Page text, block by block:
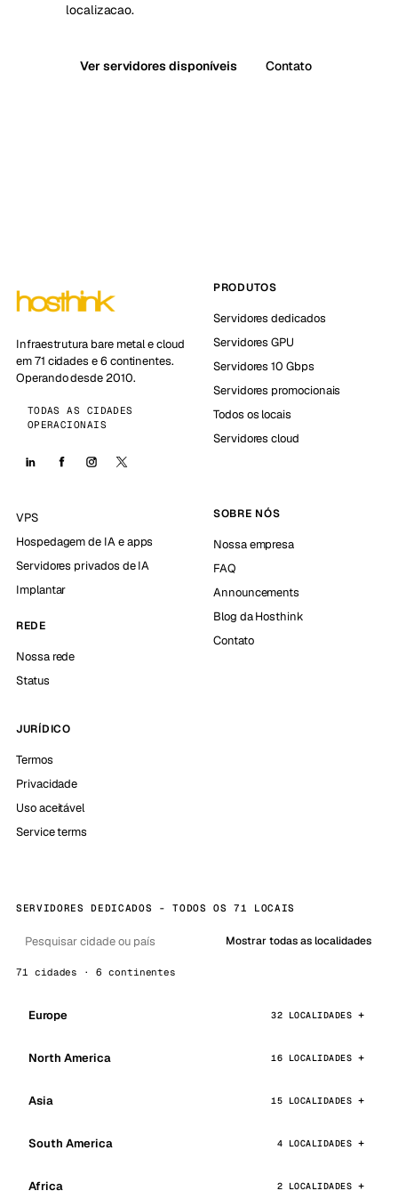
localizacao.
Ver servidores disponíveis Contato
Infraestrutura bare metal e cloud
em 71 cidades e 6 continentes.
Operando desde 2010.
TODAS AS CIDADES
OPERACIONAIS
PRODUTOS
Servidores dedicados
Servidores GPU
Servidores 10 Gbps
Servidores promocionais
Todos os locais
Servidores cloud
VPS
Hospedagem de IA e apps
Servidores privados de IA
Implantar
REDE
Nossa rede
Status
SOBRE NÓS
Nossa empresa
FAQ
Announcements
Blog da Hosthink
Contato
JURÍDICO
Termos
Privacidade
Uso aceitável
Service terms
SERVIDORES DEDICADOS - TODOS OS 71 LOCAIS
Mostrar todas as localidades
71 cidades · 6 continentes
Europe 32 LOCALIDADES
North America 16 LOCALIDADES
Asia 15 LOCALIDADES
South America 4 LOCALIDADES
Africa 2 LOCALIDADES